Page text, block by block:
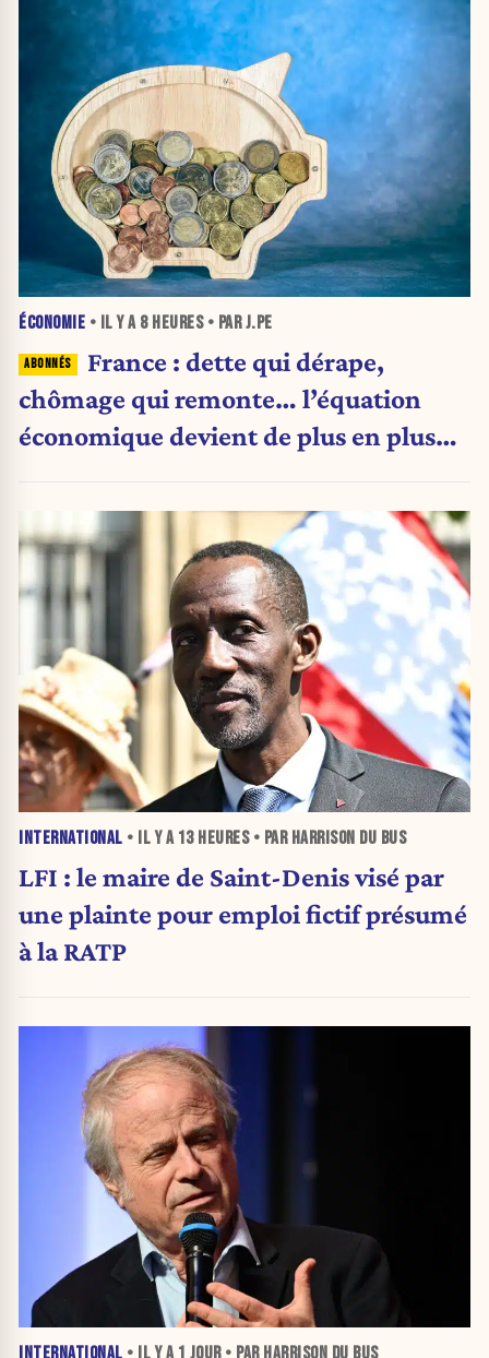
ÉCONOMIE • IL Y A 8 HEURES• PAR J.PE
France : dette qui dérape,
chômage qui remonte… l’équation
économique devient de plus en plus
INTERNATIONAL • IL Y A 13 HEURES• PAR HARRISON DU BUS
LFI : le maire de Saint-Denis visé par
une plainte pour emploi fictif présumé
à la RATP